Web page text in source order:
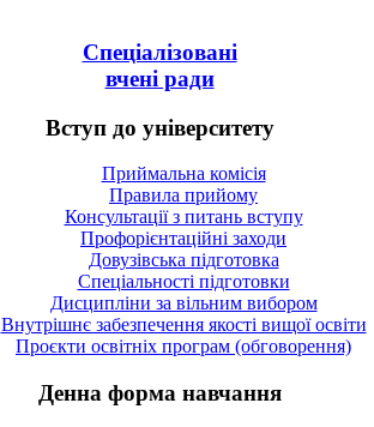
Спеціалізовані
вчені ради
Вступ до університету
Приймальна комісія
Правила прийому
Консультації з питань вступу
Профорієнтаційні заходи
Довузівська підготовка
Спецiальностi підготовки
Дисципліни за вільним вибором
Внутрішнє забезпечення якості вищої освіти
Проєкти освітніх програм (обговорення)
Денна форма навчання